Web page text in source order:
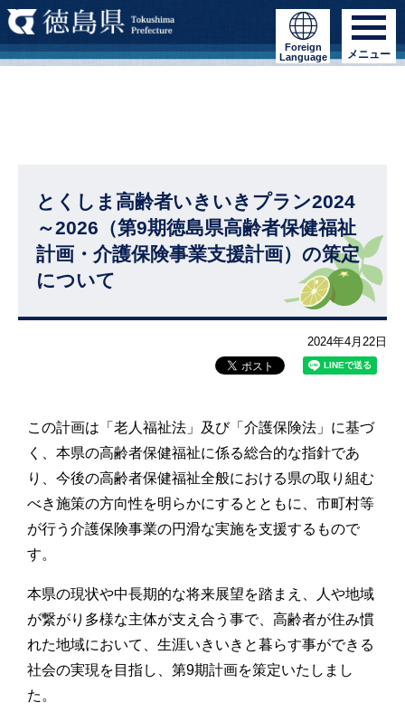
Foreign
Language
メニュー
とくしま高齢者いきいきプラン2024
～2026（第9期徳島県高齢者保健福祉
計画・介護保険事業支援計画）の策定
について
2024年4月22日
この計画は「老人福祉法」及び「介護保険法」に基づ
く、本県の高齢者保健福祉に係る総合的な指針であ
り、今後の高齢者保健福祉全般における県の取り組む
べき施策の方向性を明らかにするとともに、市町村等
が行う介護保険事業の円滑な実施を支援するもので
す。
本県の現状や中長期的な将来展望を踏まえ、人や地域
が繋がり多様な主体が支え合う事で、高齢者が住み慣
れた地域において、生涯いきいきと暮らす事ができる
社会の実現を目指し、第9期計画を策定いたしまし
た。